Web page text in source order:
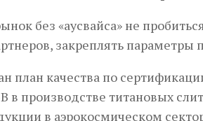
без «аусвайса» не
закреплять пара­метры
план качества по
в производстве титановых
в аэрокосмическом